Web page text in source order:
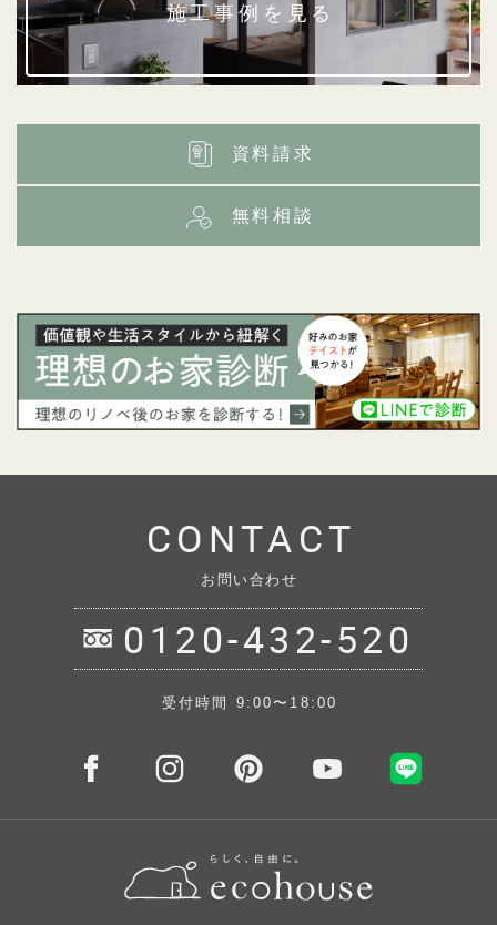
施工事例を見る
資料請求
無料相談
CONTACT
お問い合わせ
0120-432-520
受付時間 9:00〜18:00